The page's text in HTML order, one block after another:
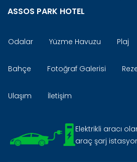
ASSOS PARK HOTEL
Odalar Yüzme Havuzu Plaj
Bahçe Fotoğraf Galerisi
Ulaşım İletişim
Elektrikli aracı
araç şarj